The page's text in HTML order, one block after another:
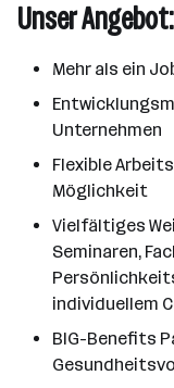
Unser Angebot:
Mehr als ein
Unternehmen
Flexible
Möglichkeit
Vielfältiges
Seminaren,
individuellem
BIG-Benefits